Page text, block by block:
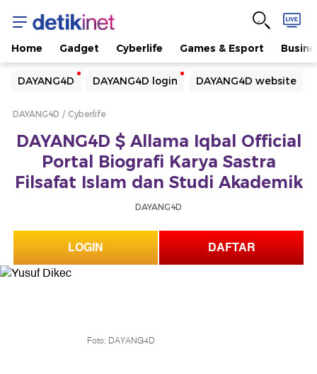
Home Gadget Cyberlife Games & Esport
DAYANG4D DAYANG4D login DAYANG4D website
Yang sedang ramai dicari
Loading...
Loading...
DAYANG4D Cyberlife
DAYANG4D $ Allama Iqbal Official
Portal Biografi Karya Sastra
Filsafat Islam dan Studi Akademik
DAYANG4D
LOGIN DAFTAR
Foto: DAYANG4D